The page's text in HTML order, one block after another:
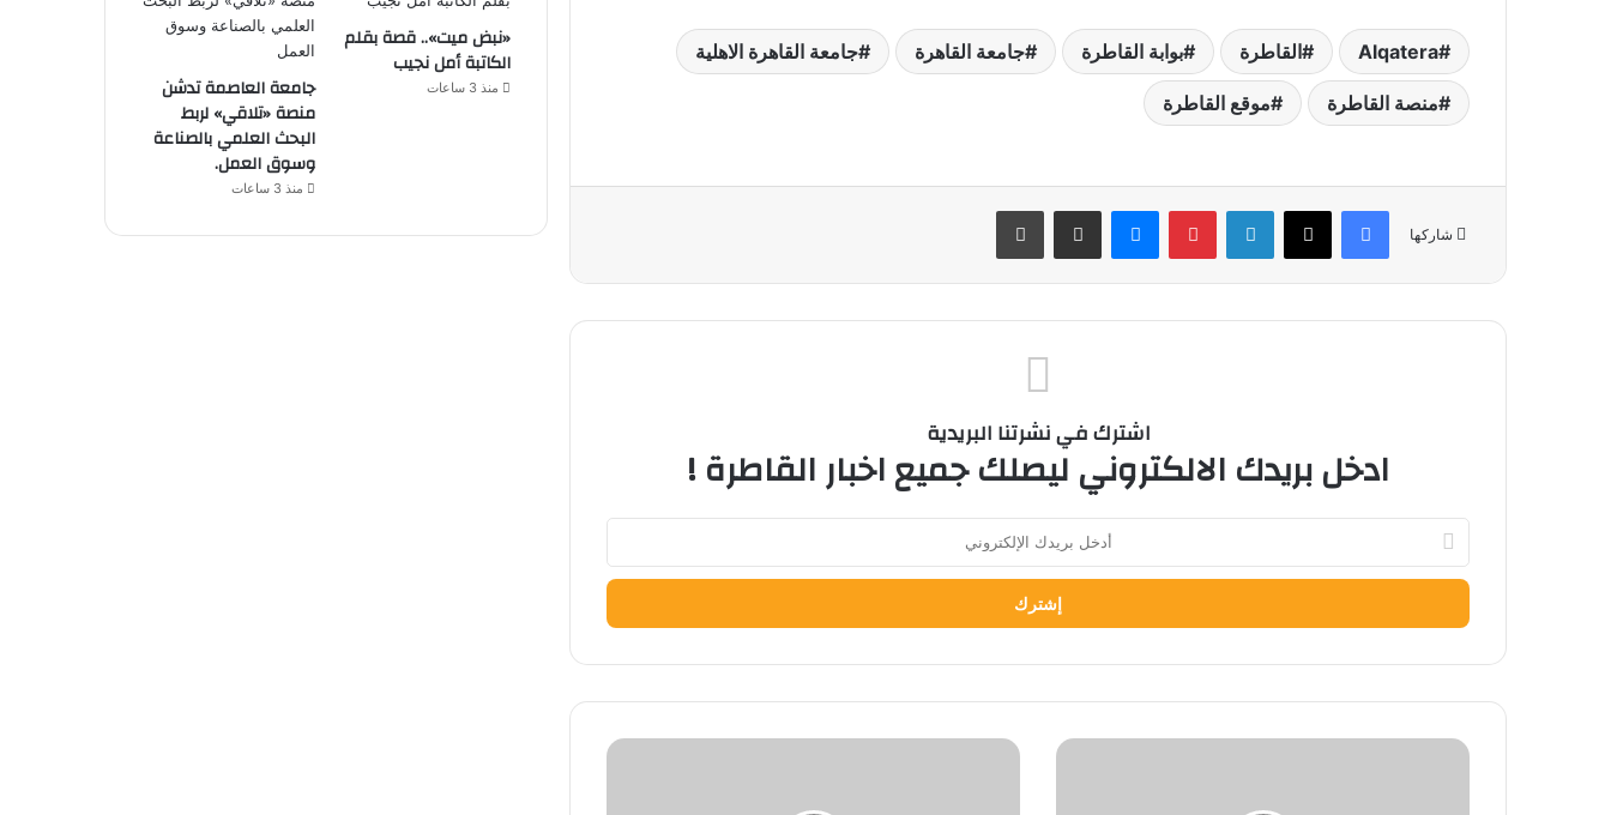
Alqatera القاطرة بوابة القاطرة جامعة القاهرة جامعة القاهرة الاهلية
منصة القاطرة موقع القاطرة
شاركها
فيسبوك ‫X لينكدإن بينتيريستماسنجر مشاركة عبر البريد طباعة
اشترك في نشرتنا البريدية
ادخل بريدك الالكتروني ليصلك جميع اخبار القاطرة !
بريدك
الإلكتروني
انعقاد
جامعة
«نبض ميت».. قصة بقلم
الكاتبة أمل نجيب
منذ 3 ساعات
جامعة العاصمة تدشن
منصة «تلاقي» لربط
البحث العلمي بالصناعة
وسوق العمل.
منذ 3 ساعات